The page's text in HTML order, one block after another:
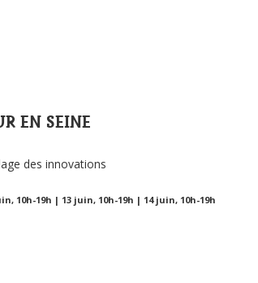
EN SEINE
des innovations
10h-19h | 13 juin, 10h-19h | 14 juin, 10h-19h